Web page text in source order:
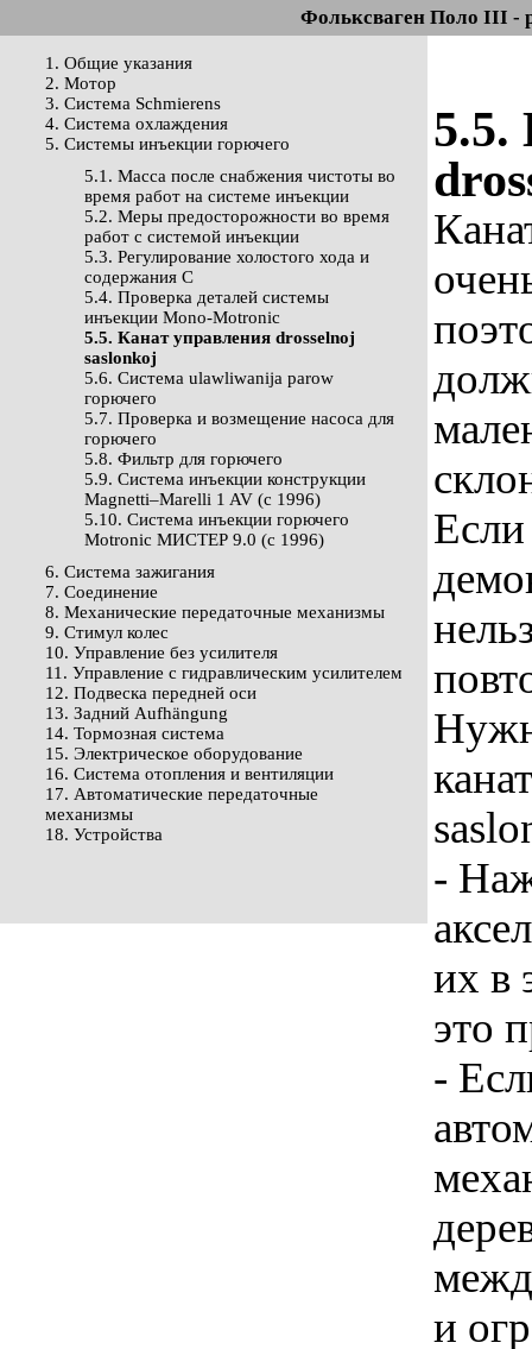
Фольксваген Поло III -
1. Общие указания
2. Мотор
3. Система Schmierens
4. Система охлаждения
5. Системы инъекции горючего
5.1. Масса после снабжения чистоты во
время работ на системе инъекции
5.2. Меры предосторожности во время
работ с системой инъекции
5.3. Регулирование холостого хода и
содержания С
5.4. Проверка деталей системы
инъекции Mono-Motronic
5.5. Канат управления drosselnoj
saslonkoj
5.6. Система ulawliwanija parow
горючего
5.7. Проверка и возмещение насоса для
горючего
5.8. Фильтр для горючего
5.9. Система инъекции конструкции
Magnetti–Marelli 1 AV (с 1996)
5.10. Система инъекции горючего
Motronic МИСТЕР 9.0 (с 1996)
6. Система зажигания
7. Соединение
8. Механические передаточные механизмы
9. Стимул колес
10. Управление без усилителя
11. Управление с гидравлическим усилителем
12. Подвеска передней оси
13. Задний Aufhängung
14. Тормозная система
15. Электрическое оборудование
16. Система отопления и вентиляции
17. Автоматические передаточные
механизмы
18. Устройства
5.5.
-
их в
это
-
и